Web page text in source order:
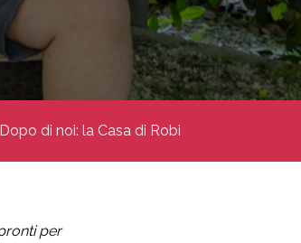
Dopo di noi: la Casa di Robi
per